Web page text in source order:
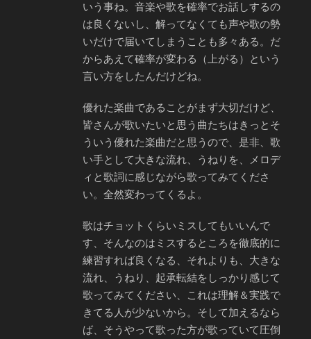
いう事ね。音楽や歌を確率でお話しするの
は良くないし、解ってなくても声や歌の勢
いだけで届いてしまうことも多々ある。だ
からあえて確率が変わる（上がる）という
言い方をしたんだけどね。
優れた楽曲であることがまず大切だけど、
皆さんが歌いたいと思う曲たちはきっとそ
ういう優れた楽曲だと思うので、是非、歌
い手として大きな流れ、うねりを、メロデ
ィと歌詞に感じながら歌ってみてくださ
い。全然変わってくるよ。
歌はチョットくらいミスしてもいいんで
す、そんなのはミスするところを徹底的に
練習すれば良くなる、それよりも、大きな
流れ、うねり、起承転結をしっかり感じて
歌ってみてください、これは理解＆実践で
きてる人が少ないから。そして加えるなら
ば、そうやって歌った方が歌っていて圧倒